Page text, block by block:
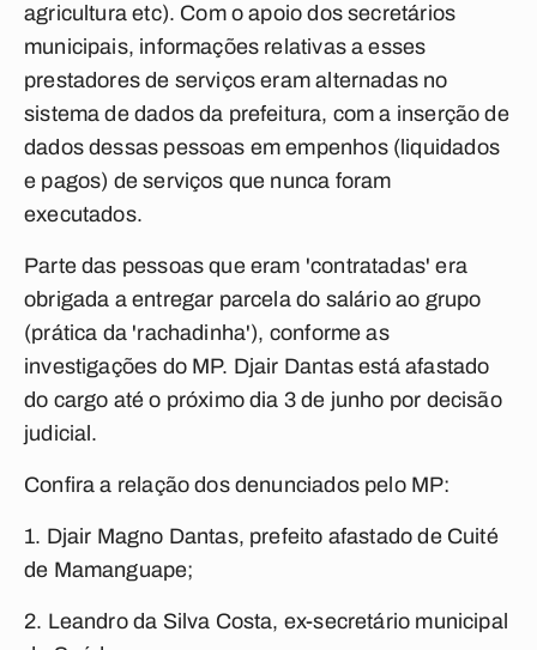
agricultura etc). Com o apoio dos secretários
municipais, informações relativas a esses
prestadores de serviços eram alternadas no
sistema de dados da prefeitura, com a inserção de
dados dessas pessoas em empenhos (liquidados
e pagos) de serviços que nunca foram
executados.
Parte das pessoas que eram 'contratadas' era
obrigada a entregar parcela do salário ao grupo
(prática da 'rachadinha'), conforme as
investigações do MP. Djair Dantas está afastado
do cargo até o próximo dia 3 de junho por decisão
judicial.
Confira a relação dos denunciados pelo MP:
1. Djair Magno Dantas, prefeito afastado de Cuité
de Mamanguape;
2. Leandro da Silva Costa, ex-secretário municipal